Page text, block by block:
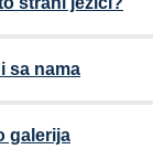
sa nama
galerija